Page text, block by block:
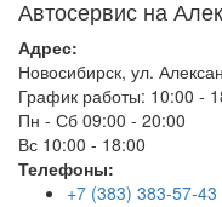
Автосервис на
Адрес:
Новосибирск, ул.
График работы: 10:00 -
Пн - Сб 09:00 - 20:00
Вс 10:00 - 18:00
Телефоны:
+7 (383) 383-57-43